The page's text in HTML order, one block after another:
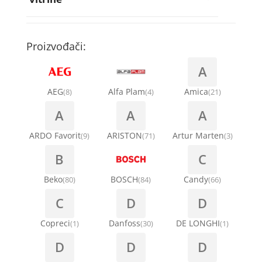
Ručice za vrata za veš mašinu
Šarke za veš mašine
Stakla i okviri vrata za veš mašinu
Termostati i hidrostati za veš mašine
Točkići za sudo mašine
Kompresori za klima uređaje
Kondenz creva
Nosači za klimu
Ostali materijal za montažu klima uređaja
Proizvođači:
AEG(8) Alfa Plam(4)
A
Amica(21)
A
ARDO Favorit(9)
A
ARISTON(71)
A
Artur Marten(3)
B
Beko(80) BOSCH(84)
C
Candy(66)
C
Copreci(1)
D
Danfoss(30)
D
DE LONGHI(1)
D D D